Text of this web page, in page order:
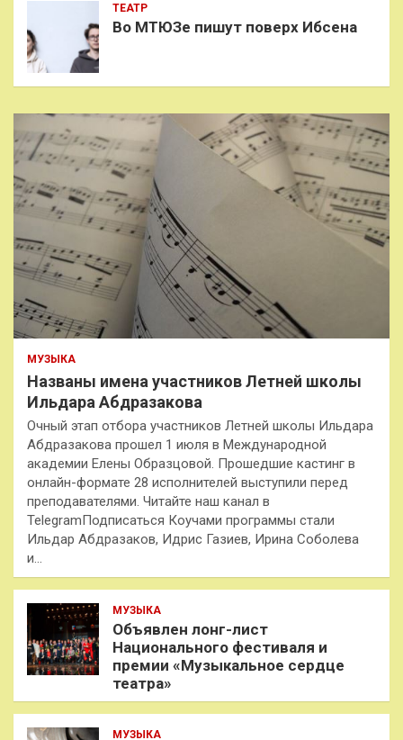
ТЕАТР
Во МТЮЗе пишут поверх Ибсена
МУЗЫКА
Названы имена участников Летней школы
Ильдара Абдразакова
Очный этап отбора участников Летней школы Ильдара
Абдразакова прошел 1 июля в Международной
академии Елены Образцовой. Прошедшие кастинг в
онлайн-формате 28 исполнителей выступили перед
преподавателями. Читайте наш канал в
TelegramПодписаться Коучами программы стали
Ильдар Абдразаков, Идрис Газиев, Ирина Соболева
и…
МУЗЫКА
Объявлен лонг-лист
Национального фестиваля и
премии «Музыкальное сердце
театра»
МУЗЫКА